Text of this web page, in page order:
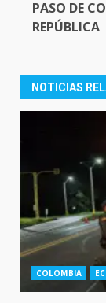
PASO DE
REPÚBLICA
NOTICIAS
COLOMBIA